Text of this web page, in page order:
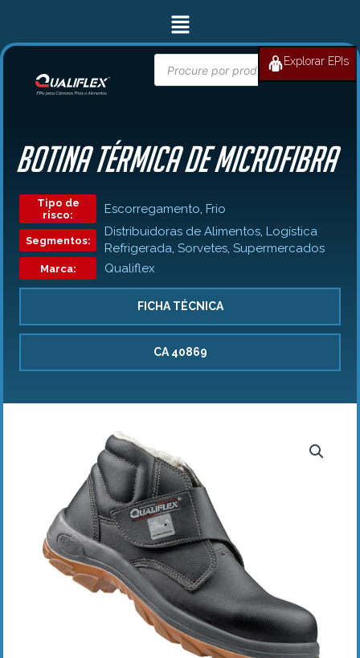
conteúdo
Menu
produtos
BUSCAR
Explorar EPIs
BOTINA TÉRMICA DE MICROFIBRA
Tipo de
risco:
Escorregamento, Frio
Segmentos:
Distribuidoras de Alimentos, Logística
Refrigerada, Sorvetes, Supermercados
Marca: Qualiflex
FICHA TÉCNICA
CA 40869